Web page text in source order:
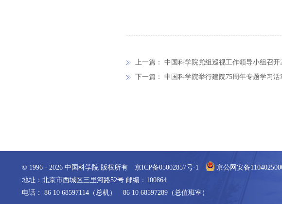
上一篇： 中国科学院党组巡视工作领导小组召开
下一篇： 中国科学院举行建院75周年专题学习活
© 1996 - 2026 中国科学院 版权所有 京ICP备05002857号-1
京公网安备
地址：北京市西城区三里河路52号 邮编：100864
电话： 86 10 68597114（总机） 86 10 68597289（总值班室）